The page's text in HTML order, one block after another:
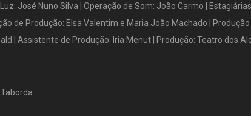
José Nuno Silva | Operação de Som: João Carmo |
de Produção: Elsa Valentim e Maria João Machado |
| Assistente de Produção: Iria Menut | Produção: Teatro dos